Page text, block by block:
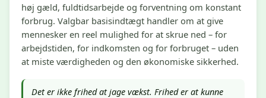
høj gæld, fuldtidsarbejde og forventning om konstant
forbrug. Valgbar basisindtægt handler om at give
mennesker en reel mulighed for at skrue ned – for
arbejdstiden, for indkomsten og for forbruget – uden
at miste værdigheden og den økonomiske sikkerhed.
Det er ikke frihed at jage vækst. Frihed er at kunne